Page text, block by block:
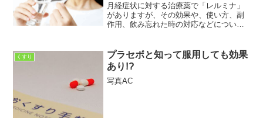
月経症状に対する治療薬で「レルミナ」
がありますが、その効果や、使い方、副
作用、飲み忘れた時の対応などについて
ど)で困ってる方は「レルミナ」という薬
で治療する場合があります。この記事を
読むことによって、レルミナに関する疑
問を解消し安全に使用することが出来ま
くすり
プラセボと知って服用しても効果
あり!?
写真AC